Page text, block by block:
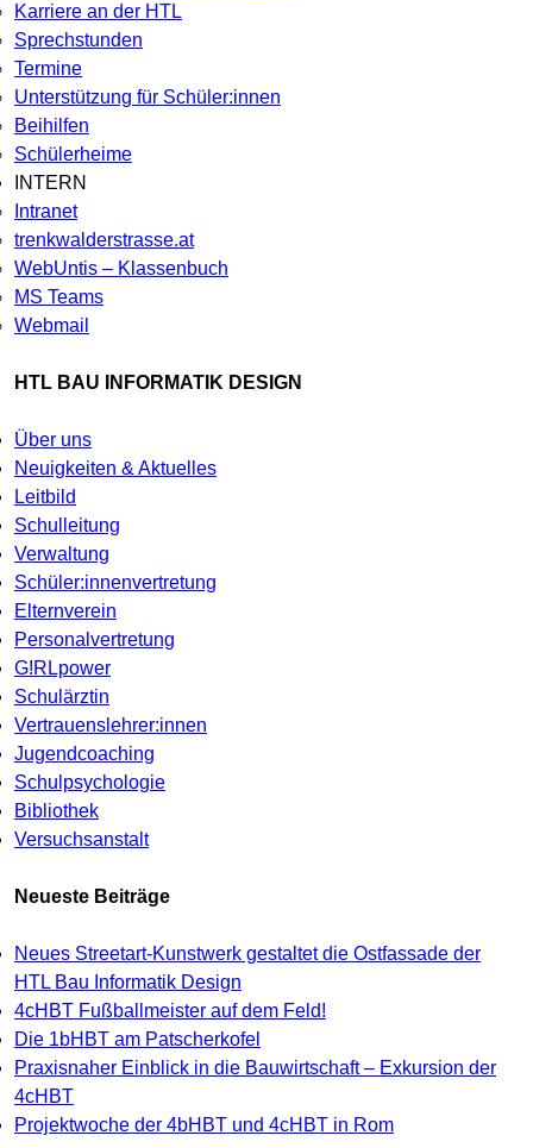
Karriere an der HTL
Sprechstunden
Termine
Unterstützung für Schüler:innen
Beihilfen
Schülerheime
INTERN
Intranet
trenkwalderstrasse.at
WebUntis – Klassenbuch
MS Teams
Webmail
HTL BAU INFORMATIK DESIGN
Über uns
Neuigkeiten & Aktuelles
Leitbild
Schulleitung
Verwaltung
Schüler:innenvertretung
Elternverein
Personalvertretung
G!RLpower
Schulärztin
Vertrauenslehrer:innen
Jugendcoaching
Schulpsychologie
Bibliothek
Versuchsanstalt
Neueste Beiträge
Neues Streetart-Kunstwerk gestaltet die Ostfassade der
HTL Bau Informatik Design
4cHBT Fußballmeister auf dem Feld!
Die 1bHBT am Patscherkofel
Praxisnaher Einblick in die Bauwirtschaft – Exkursion der
4cHBT
Projektwoche der 4bHBT und 4cHBT in Rom